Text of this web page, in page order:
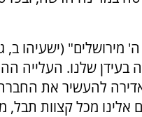
ה' מירושלים" (ישעיהו
בעידן שלנו. העלייה
להעשיר את
מכל קצוות תבל,